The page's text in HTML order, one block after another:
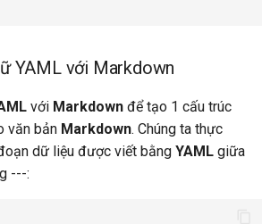
YAML với Markdown
với Markdown để tạo 1 cấu trúc
văn bản Markdown. Chúng ta thực
dữ liệu được viết bằng YAML giữa
---: